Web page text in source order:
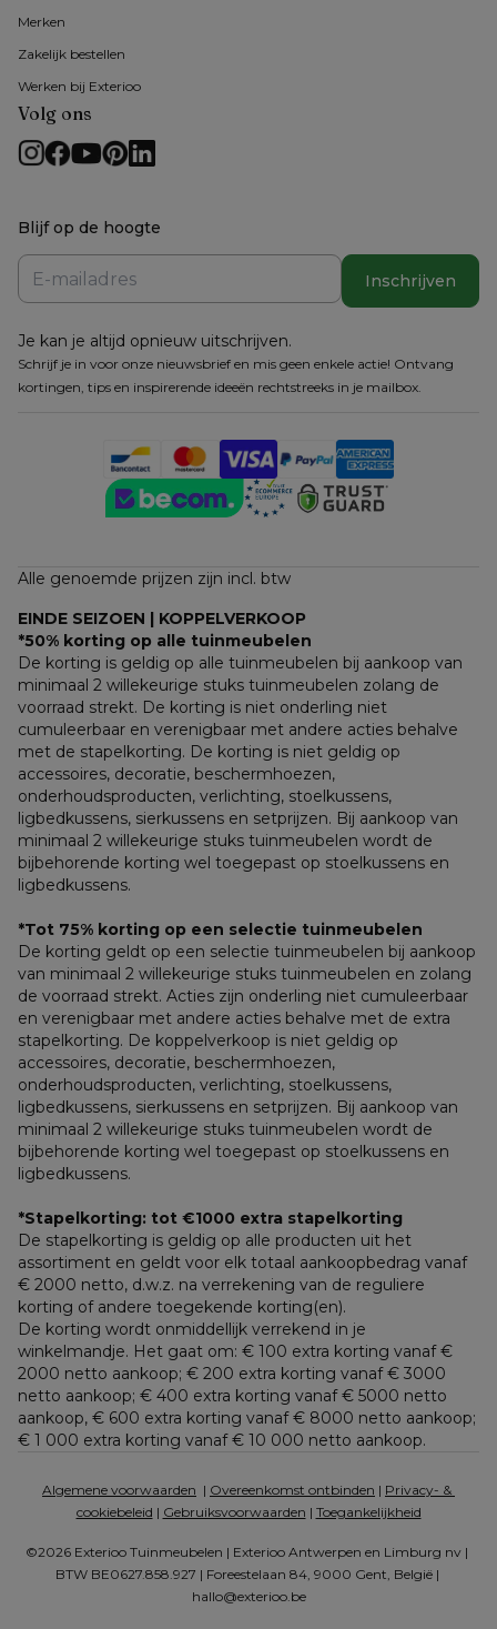
Merken
Zakelijk bestellen
Werken bij Exterioo
Volg ons
Blijf op de hoogte
Inschrijven
Je kan je altijd opnieuw uitschrijven.
Schrijf je in voor onze nieuwsbrief en mis geen enkele actie! Ontvang
kortingen, tips en inspirerende ideeën rechtstreeks in je mailbox.
Alle genoemde prijzen zijn incl. btw
EINDE SEIZOEN | KOPPELVERKOOP
*50% korting op alle tuinmeubelen
De korting is geldig op alle tuinmeubelen bij aankoop van
minimaal 2 willekeurige stuks tuinmeubelen zolang de
voorraad strekt. De korting is niet onderling niet
cumuleerbaar en verenigbaar met andere acties behalve
met de stapelkorting. De korting is niet geldig op
accessoires, decoratie, beschermhoezen,
onderhoudsproducten, verlichting, stoelkussens,
ligbedkussens, sierkussens en setprijzen. Bij aankoop van
minimaal 2 willekeurige stuks tuinmeubelen wordt de
bijbehorende korting wel toegepast op stoelkussens en
ligbedkussens.
*Tot 75% korting op een selectie tuinmeubelen
De korting geldt op een selectie tuinmeubelen bij aankoop
van minimaal 2 willekeurige stuks tuinmeubelen en zolang
de voorraad strekt. Acties zijn onderling niet cumuleerbaar
en verenigbaar met andere acties behalve met de extra
stapelkorting. De koppelverkoop is niet geldig op
accessoires, decoratie, beschermhoezen,
onderhoudsproducten, verlichting, stoelkussens,
ligbedkussens, sierkussens en setprijzen. Bij aankoop van
minimaal 2 willekeurige stuks tuinmeubelen wordt de
bijbehorende korting wel toegepast op stoelkussens en
ligbedkussens.
*Stapelkorting: tot €1000 extra stapelkorting
De stapelkorting is geldig op alle producten uit het
assortiment en geldt voor elk totaal aankoopbedrag vanaf
€ 2000 netto, d.w.z. na verrekening van de reguliere
korting of andere toegekende korting(en).
De korting wordt onmiddellijk verrekend in je
winkelmandje. Het gaat om: € 100 extra korting vanaf €
2000 netto aankoop; € 200 extra korting vanaf € 3000
netto aankoop; € 400 extra korting vanaf € 5000 netto
aankoop, € 600 extra korting vanaf € 8000 netto aankoop;
€ 1 000 extra korting vanaf € 10 000 netto aankoop.
Algemene voorwaarden
  |
Overeenkomst ontbinden | Privacy- &
cookiebeleid | Gebruiksvoorwaarden | Toegankelijkheid
©2026 Exterioo Tuinmeubelen | Exterioo Antwerpen en Limburg nv |
hallo@exterioo.be